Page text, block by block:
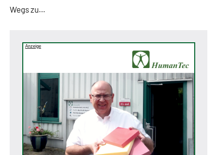
Wegs zu…
Anzeige